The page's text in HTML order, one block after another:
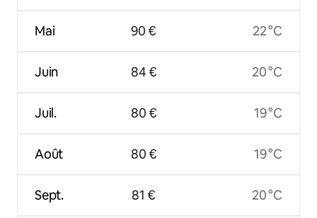
Mai
Juin
Juil.
Août
Sept.
90 €
84 €
80 €
80 €
81 €
22 °C
20 °C
19 °C
19 °C
20 °C